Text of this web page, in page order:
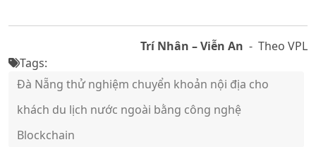
Trí Nhân – Viễn An - Theo VPL
Tags:
Đà Nẵng thử nghiệm chuyển khoản nội địa cho
khách du lịch nước ngoài bằng công nghệ
Blockchain